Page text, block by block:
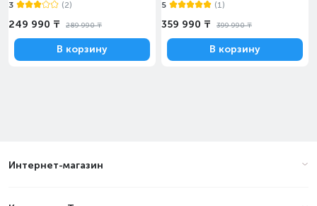
3
(2)
249 990 ₸ 289 990 ₸
В корзину
5
(1)
359 990 ₸ 399 990 ₸
В корзину
Интернет-магазин